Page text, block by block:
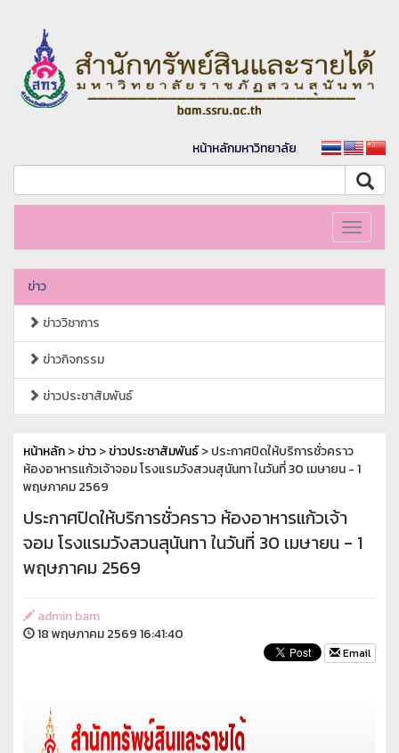
หน้าหลักมหาวิทยาลัย
Toggle
ข่าว
ข่าววิชาการ
ข่าวกิจกรรม
ข่าวประชาสัมพันธ์
หน้าหลัก>ข่าว>ข่าวประชาสัมพันธ์> ประกาศปิดให้บริการชั่วคราว
ห้องอาหารแก้วเจ้าจอม โรงแรมวังสวนสุนันทา ในวันที่ 30 เมษายน - 1
พฤษภาคม 2569
ประกาศปิดให้บริการชั่วคราว ห้องอาหารแก้วเจ้า
จอม โรงแรมวังสวนสุนันทา ในวันที่ 30 เมษายน - 1
พฤษภาคม 2569
admin bam
18 พฤษภาคม 2569 16:41:40
Email